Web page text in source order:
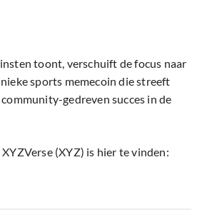
toont, verschuift de focus naar
sports memecoin die streeft
gedreven succes in de
(XYZ) is hier te vinden: